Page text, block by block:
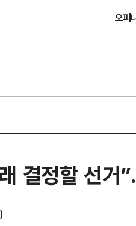
오피
결정할 선